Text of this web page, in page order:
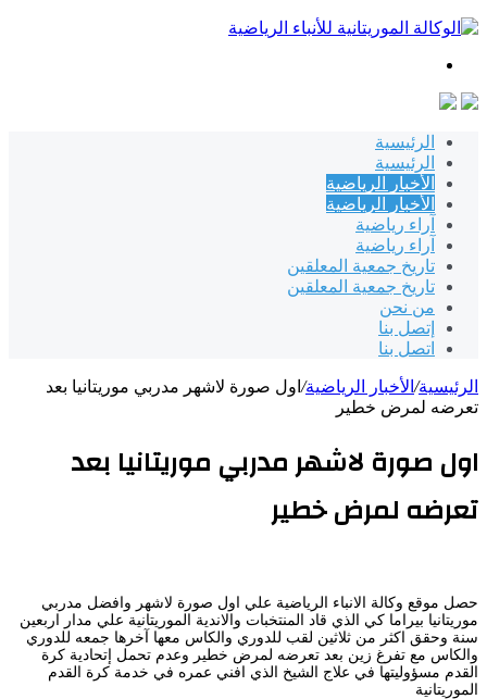
الرئيسية
الرئيسية
الأخبار الرياضية
الأخبار الرياضية
آراء رياضية
آراء رياضية
تاريخ جمعية المعلقين
تاريخ جمعية المعلقين
من نحن
إتصل بنا
اتصل بنا
الرئيسية/ الأخبار الرياضية/ اول صورة لاشهر مدربي موريتانيا بعد
تعرضه لمرض خطير
اول صورة لاشهر مدربي موريتانيا بعد
تعرضه لمرض خطير
حصل موقع وكالة الانباء الرياضية علي اول صورة لاشهر وافضل مدربي
موريتانيا بيراما كي الذي قاد المنتخبات والاندية الموريتانية علي مدار اربعين
سنة وحقق اكثر من ثلاثين لقب للدوري والكاس معها آخرها جمعه للدوري
والكاس مع تفرغ زين بعد تعرضه لمرض خطير وعدم تحمل إتحادية كرة
القدم مسؤوليتها في علاج الشيخ الذي افني عمره في خدمة كرة القدم
الموريتانية